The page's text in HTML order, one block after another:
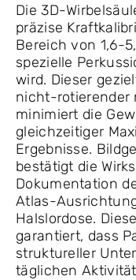
Die 3D-
präzise
Bereich von 1,6-
spezielle
wird. Dieser
nicht-rotierender
minimiert die
gleichzeitiger
Ergebnisse.
bestätigt die
Dokumentation
Atlas-
Halslordose.
garantiert, dass
struktureller
täglichen